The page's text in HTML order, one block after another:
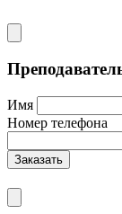
Имя
Номер телефона
Заказать